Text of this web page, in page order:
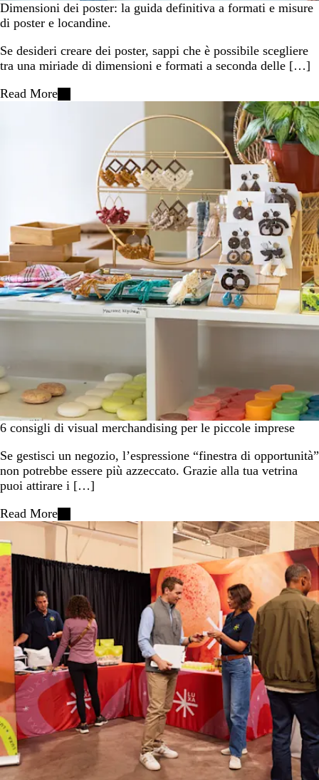
Dimensioni dei poster: la guida definitiva a formati e misure
di poster e locandine.
Se desideri creare dei poster, sappi che è possibile scegliere
tra una miriade di dimensioni e formati a seconda delle […]
Read More
6 consigli di visual merchandising per le piccole imprese
Se gestisci un negozio, l’espressione “finestra di opportunità”
non potrebbe essere più azzeccato. Grazie alla tua vetrina
puoi attirare i […]
Read More